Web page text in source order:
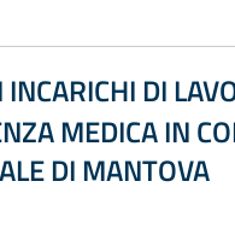
DI
MEDICA IN
DI MANTOVA